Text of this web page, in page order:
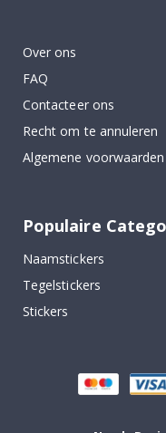
Over ons
FAQ
Contacteer ons
Recht om te annuleren
Algemene voorwaarden
Populaire
Naamstickers
Tegelstickers
Stickers